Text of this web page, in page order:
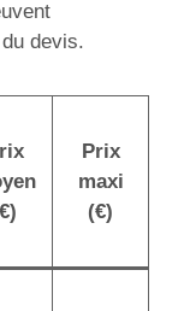
devis.
Prix
maxi
(€)